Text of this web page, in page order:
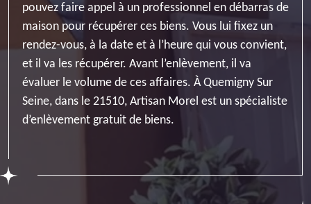
pouvez faire appel à un professionnel en débarras de
maison pour récupérer ces biens. Vous lui fixez un
rendez-vous, à la date et à l’heure qui vous convient,
et il va les récupérer. Avant l’enlèvement, il va
évaluer le volume de ces affaires. À Quemigny Sur
Seine, dans le 21510, Artisan Morel est un spécialiste
d’enlèvement gratuit de biens.